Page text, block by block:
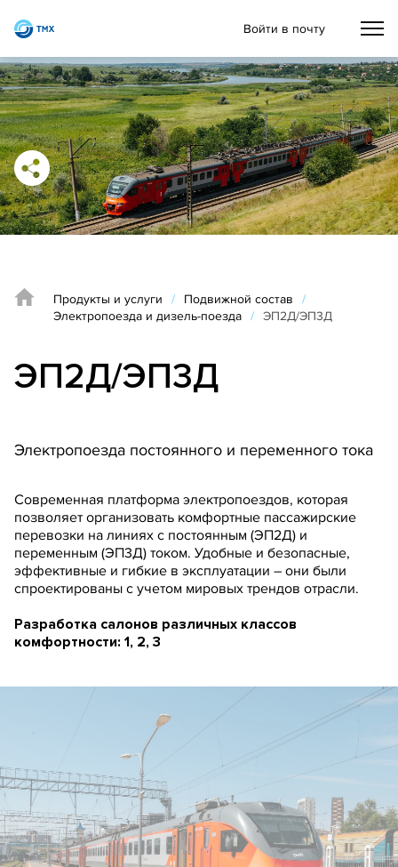
Войти в почту
Продукты и услуги / Подвижной состав
/
Электропоезда и дизель-поезда / ЭП2Д/ЭП3Д
ЭП2Д/ЭП3Д
Электропоезда постоянного и переменного тока
Современная платформа электропоездов, которая
позволяет организовать комфортные пассажирские
перевозки на линиях с постоянным (ЭП2Д) и
переменным (ЭП3Д) током. Удобные и безопасные,
эффективные и гибкие в эксплуатации – они были
спроектированы с учетом мировых трендов отрасли.
Разработка салонов различных классов
комфортности: 1, 2, 3